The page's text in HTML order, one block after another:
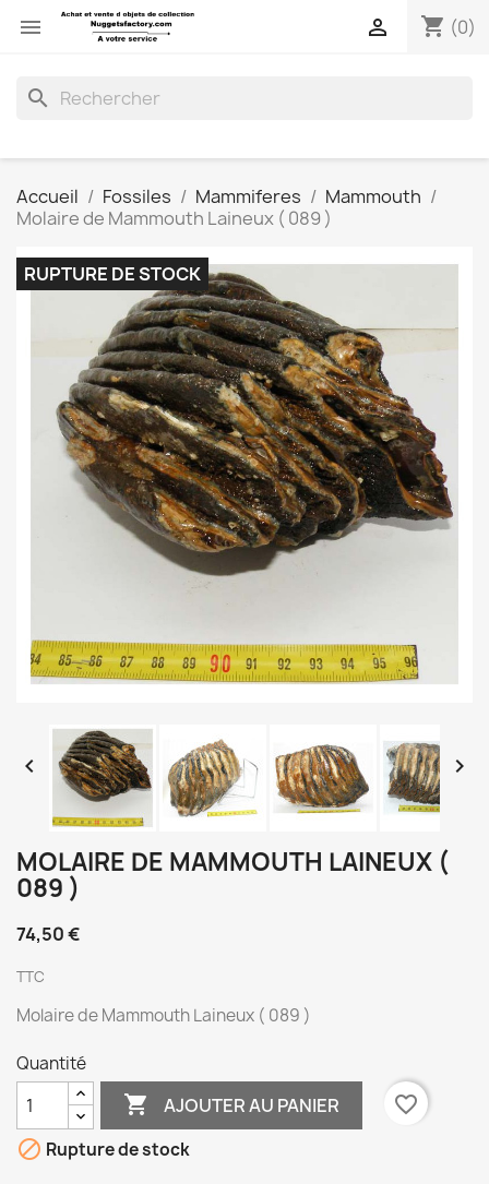
 shopping_cart (0)

search
Accueil Fossiles Mammiferes
Mammouth
Molaire de Mammouth Laineux ( 089 )
RUPTURE DE STOCK
 
MOLAIRE DE MAMMOUTH LAINEUX (
089 )
74,50 €
TTC
Molaire de Mammouth Laineux ( 089 )
Quantité
 AJOUTER AU PANIER
favorite_border
 Rupture de stock